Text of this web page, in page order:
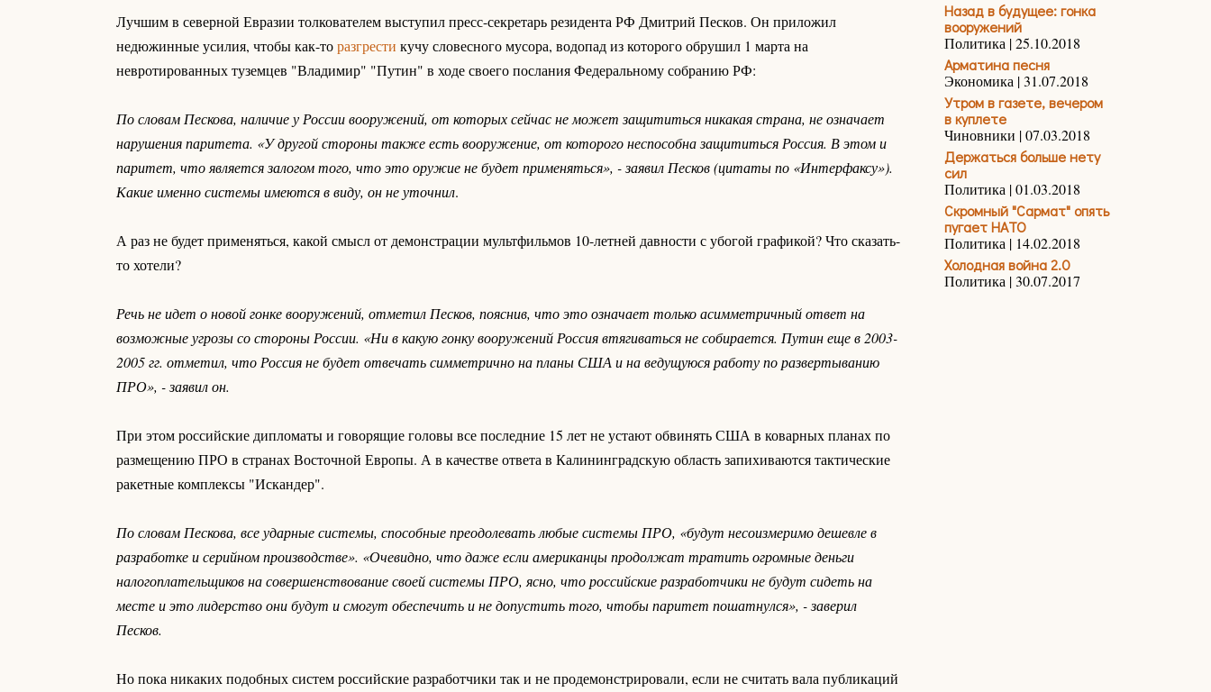
Лучшим в северной Евразии толкователем выступил пресс-секретарь резидента РФ Дмитрий Песков. Он приложил
недюжинные усилия, чтобы как-торазгрести кучу словесного мусора, водопад из которого обрушил 1 марта на
невротированных туземцев "Владимир" "Путин" в ходе своего послания Федеральному собранию РФ:
По словам Пескова, наличие у России вооружений, от которых сейчас не может защититься никакая страна, не означает
нарушения паритета. «У другой стороны также есть вооружение, от которого неспособна защититься Россия. В этом и
паритет, что является залогом того, что это оружие не будет применяться», - заявил Песков (цитаты по «Интерфаксу»).
Какие именно системы имеются в виду, он не уточнил.
А раз не будет применяться, какой смысл от демонстрации мультфильмов 10-летней давности с убогой графикой? Что сказать-
то хотели?
Речь не идет о новой гонке вооружений, отметил Песков, пояснив, что это означает только асимметричный ответ на
возможные угрозы со стороны России. «Ни в какую гонку вооружений Россия втягиваться не собирается. Путин еще в 2003-
2005 гг. отметил, что Россия не будет отвечать симметрично на планы США и на ведущуюся работу по развертыванию
ПРО», - заявил он.
При этом российские дипломаты и говорящие головы все последние 15 лет не устают обвинять США в коварных планах по
размещению ПРО в странах Восточной Европы. А в качестве ответа в Калининградскую область запихиваются тактические
ракетные комплексы "Искандер".
По словам Пескова, все ударные системы, способные преодолевать любые системы ПРО, «будут несоизмеримо дешевле в
разработке и серийном производстве». «Очевидно, что даже если американцы продолжат тратить огромные деньги
налогоплательщиков на совершенствование своей системы ПРО, ясно, что российские разработчики не будут сидеть на
месте и это лидерство они будут и смогут обеспечить и не допустить того, чтобы паритет пошатнулся», - заверил
Песков.
Но пока никаких подобных систем российские разработчики так и не продемонстрировали, если не считать вала публикаций
Назад в будущее: гонка
вооружений
Политика | 25.10.2018
Арматина песня
Экономика | 31.07.2018
Утром в газете, вечером
в куплете
Чиновники | 07.03.2018
Держаться больше нету
сил
Политика | 01.03.2018
Скромный "Сармат" опять
пугает НАТО
Политика | 14.02.2018
Холодная война 2.0
Политика | 30.07.2017